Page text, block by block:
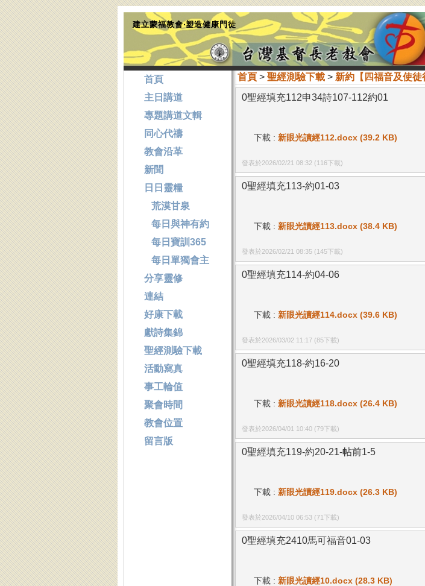
建立蒙福教會‧塑造健康門徒
首頁> 聖經測驗下載> 新約【四福音及使徒
0聖經填充112申34詩107-112約01
下載 : 新眼光讀經112.docx (39.2 KB)
發表於2026/02/21 08:32 (116下載)
0聖經填充113-約01-03
下載 : 新眼光讀經113.docx (38.4 KB)
發表於2026/02/21 08:35 (145下載)
0聖經填充114-約04-06
下載 : 新眼光讀經114.docx (39.6 KB)
發表於2026/03/02 11:17 (85下載)
0聖經填充118-約16-20
下載 : 新眼光讀經118.docx (26.4 KB)
發表於2026/04/01 10:40 (79下載)
0聖經填充119-約20-21-帖前1-5
下載 : 新眼光讀經119.docx (26.3 KB)
發表於2026/04/10 06:53 (71下載)
0聖經填充2410馬可福音01-03
下載 : 新眼光讀經10.docx (28.3 KB)
首頁
主日講道
專題講道文輯
同心代禱
教會沿革
新聞
日日靈糧
荒漠甘泉
每日與神有約
每日寶訓365
每日單獨會主
分享靈修
連結
好康下載
獻詩集錦
聖經測驗下載
活動寫真
事工輪值
聚會時間
教會位置
留言版